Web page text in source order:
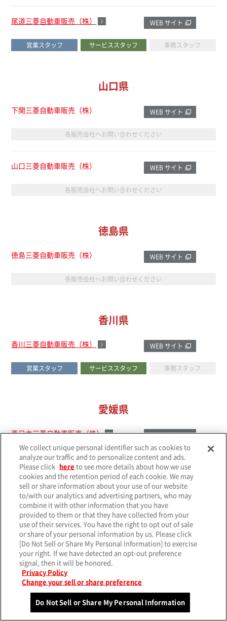
尾道三菱自動車販売（株）
営業スタッフ サービススタッフ 事務スタッフ
WEB サイト
山口県
下関三菱自動車販売（株）
各販売会社へお問い合わせください
WEB サイト
山口三菱自動車販売（株）
各販売会社へお問い合わせください
WEB サイト
徳島県
徳島三菱自動車販売（株）
各販売会社へお問い合わせください
WEB サイト
香川県
香川三菱自動車販売（株）
営業スタッフ サービススタッフ 事務スタッフ
WEB サイト
愛媛県
西日本三菱自動車販売（株）
営業スタッフ サービススタッフ 事務スタッフ
WEB サイト
高知県
高知三菱自動車販売（株）
各販売会社へお問い合わせください
WEB サイト
幡多三菱自動車販売（株）
各販売会社へお問い合わせください
We collect unique personal identifier such as cookies to
analyze our traffic and to personalize content and ads.
Please click
here to see more details about how we use
cookies and the retention period of each cookie. We may
sell or share information about your use of our website
to/with our analytics and advertising partners, who may
combine it with other information that you have
provided to them or that they have collected from your
use of their services. You have the right to opt out of sale
or share of your personal information by us. Please click
[Do Not Sell or Share My Personal Information] to exercise
your right. If we have detected an opt-out preference
signal, then it will be honored.
Privacy Policy
Change your sell or share preference
Do Not Sell or Share My Personal Information